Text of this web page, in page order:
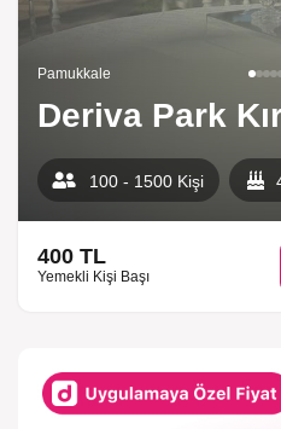
Pamukkale
Deriva Park
100 - 1500 Kişi
400 TL
Yemekli Kişi Başı